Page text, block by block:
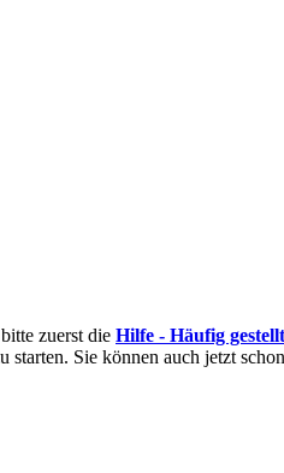
zuerst die Hilfe - Häufig
Sie können auch jetzt